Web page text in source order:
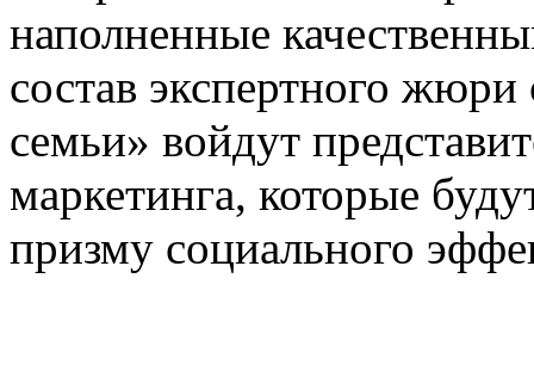
наполненные
состав экспертного
семьи» войдут
маркетинга, которые
призму социального